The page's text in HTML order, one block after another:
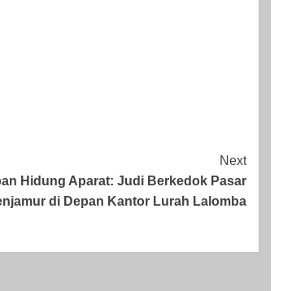
Next
Hidung Aparat: Judi Berkedok Pasar
di Depan Kantor Lurah Lalomba